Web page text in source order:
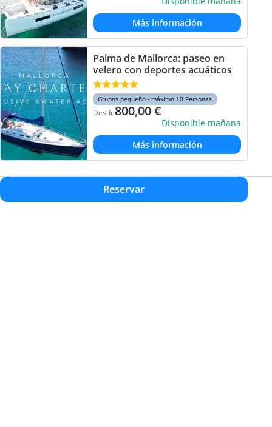
Reservar
Más información
Palma de Mallorca: paseo en
velero con deportes acuáticos
Grupos pequeño - máximo 10 Personas
Desde800,00€
Disponible mañana
Más información